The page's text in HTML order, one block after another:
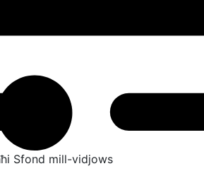
Sfond mill-vidjows